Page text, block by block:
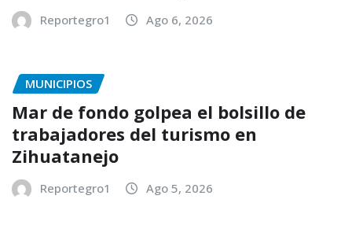
Reportegro1 Ago 6, 2026
MUNICIPIOS
Mar de fondo golpea el bolsillo de
trabajadores del turismo en
Zihuatanejo
Reportegro1 Ago 5, 2026